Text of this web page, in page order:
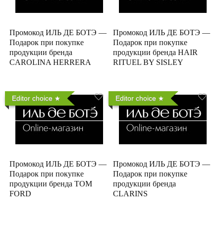
Промокод ИЛЬ ДЕ БОТЭ —
Подарок при покупке
продукции бренда
CAROLINA HERRERA
Промокод ИЛЬ ДЕ БОТЭ —
Подарок при покупке
продукции бренда HAIR
RITUEL BY SISLEY
Editor choice
Промокод ИЛЬ ДЕ БОТЭ —
Подарок при покупке
продукции бренда TOM
FORD
Editor choice
Промокод ИЛЬ ДЕ БОТЭ —
Подарок при покупке
продукции бренда
CLARINS